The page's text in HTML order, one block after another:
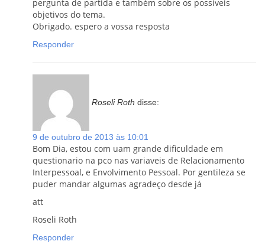
pergunta de partida e também sobre os possíveis
objetivos do tema.
Obrigado. espero a vossa resposta
Responder
Roseli Roth disse:
9 de outubro de 2013 às 10:01
Bom Dia, estou com uam grande dificuldade em
questionario na pco nas variaveis de Relacionamento
Interpessoal, e Envolvimento Pessoal. Por gentileza se
puder mandar algumas agradeço desde já
att
Roseli Roth
Responder